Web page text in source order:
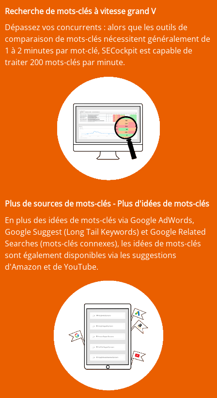
Recherche de mots-clés à vitesse grand V
Dépassez vos concurrents : alors que les outils de
comparaison de mots-clés nécessitent généralement de
1 à 2 minutes par mot-clé, SECockpit est capable de
traiter 200 mots-clés par minute.
Plus de sources de mots-clés - Plus d'idées de mots-clés
En plus des idées de mots-clés via Google AdWords,
Google Suggest (Long Tail Keywords) et Google Related
Searches (mots-clés connexes), les idées de mots-clés
sont également disponibles via les suggestions
d'Amazon et de YouTube.